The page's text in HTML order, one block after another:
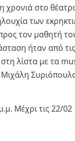
χρονιά στο
των
τον μαθητή
ήταν από
στη λίστα με τα
Μέχρι τις 22/02